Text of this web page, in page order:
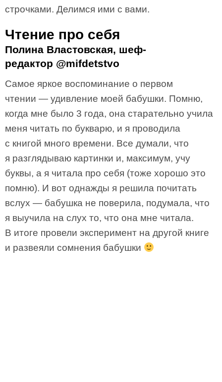
строчками. Делимся ими с вами.
Чтение про себя
Полина Властовская, шеф-
редактор @mifdetstvo
Самое яркое воспоминание о первом
чтении — удивление моей бабушки. Помню,
когда мне было 3 года, она старательно учила
меня читать по букварю, и я проводила
с книгой много времени. Все думали, что
я разглядываю картинки и, максимум, учу
буквы, а я читала про себя (тоже хорошо это
помню). И вот однажды я решила почитать
вслух — бабушка не поверила, подумала, что
я выучила на слух то, что она мне читала.
В итоге провели эксперимент на другой книге
и развеяли сомнения бабушки